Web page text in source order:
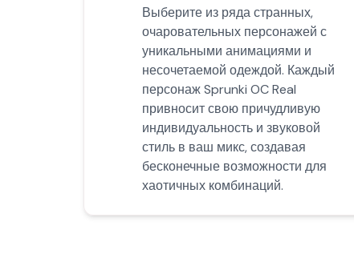
Выберите из ряда странных,
очаровательных персонажей с
уникальными анимациями и
несочетаемой одеждой. Каждый
персонаж Sprunki OC Real
привносит свою причудливую
индивидуальность и звуковой
стиль в ваш микс, создавая
бесконечные возможности для
хаотичных комбинаций.